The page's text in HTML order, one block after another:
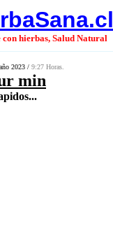
con hierbas, Salud Natural
2023 / 9:27 Horas.
min